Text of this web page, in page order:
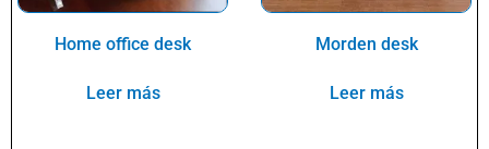
Home office desk
Leer más
Morden desk
Leer más